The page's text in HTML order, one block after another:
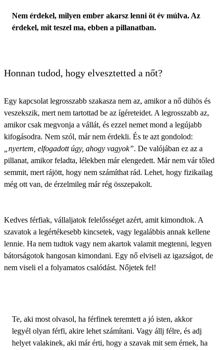
Nem érdekel, milyen ember akarsz lenni öt év múlva. Az
érdekel, mit teszel ma, ebben a pillanatban.
Honnan tudod, hogy elvesztetted a nőt?
Egy kapcsolat legrosszabb szakasza nem az, amikor a nő dühös és
veszekszik, mert nem tartottad be az ígéreteidet. A legrosszabb az,
amikor csak megvonja a vállát, és ezzel nemet mond a legújabb
kifogásodra. Nem szól, már nem érdekli. És te azt gondolod:
„nyertem, elfogadott úgy, ahogy vagyok”. De valójában ez az a
pillanat, amikor feladta, lélekben már elengedett. Már nem vár tőled
semmit, mert rájött, hogy nem számíthat rád. Lehet, hogy fizikailag
még ott van, de érzelmileg már rég összepakolt.
Kedves férfiak, vállaljatok felelősséget azért, amit kimondtok. A
szavatok a legértékesebb kincsetek, vagy legalábbis annak kellene
lennie. Ha nem tudtok vagy nem akartok valamit megtenni, legyen
bátorságotok hangosan kimondani. Egy nő elviseli az igazságot, de
nem viseli el a folyamatos csalódást. Nőjetek fel!
Te, aki most olvasol, ha férfinek teremtett a jó isten, akkor
legyél olyan férfi, akire lehet számítani. Vagy állj félre, és adj
helyet valakinek, aki már érti, hogy a szavak mit sem érnek, ha